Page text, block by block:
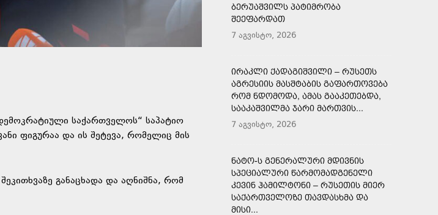
საქართველოს“ საპატიო
ფიგურაა და ის შეტევა, რომელიც მის
განაცხადა და აღნიშნა, რომ
ᲑᲔᲠᲣᲐᲨᲕᲘᲚᲡ ᲞᲐᲢᲘᲛᲠᲝᲑᲐ
ᲨᲔᲔᲤᲐᲠᲓᲐᲗ
7 აგვისტო, 2026
ᲘᲠᲐᲙᲚᲘ ᲥᲐᲓᲐᲒᲘᲨᲕᲘᲚᲘ – ᲠᲣᲡᲔᲗᲡ
ᲐᲒᲠᲔᲡᲘᲘᲡ ᲛᲐᲡᲨᲢᲐᲑᲘᲡ ᲒᲐᲤᲐᲠᲗᲝᲕᲔᲑᲐ
ᲠᲝᲛ ᲜᲓᲝᲛᲝᲓᲐ, ᲐᲛᲐᲡ ᲒᲐᲐᲙᲔᲗᲔᲑᲓᲐ,
ᲡᲐᲐᲙᲐᲨᲕᲘᲚᲛᲐ ᲯᲐᲠᲘ ᲛᲐᲠᲗᲕᲘᲡ...
7 აგვისტო, 2026
ᲜᲐᲢᲝ-Ს ᲒᲔᲜᲔᲠᲐᲚᲣᲠᲘ ᲛᲓᲘᲕᲜᲘᲡ
ᲡᲞᲔᲪᲘᲐᲚᲣᲠᲘ ᲬᲐᲠᲛᲝᲛᲐᲓᲒᲔᲜᲔᲚᲘ
ᲙᲔᲕᲘᲜ ᲰᲐᲛᲘᲚᲢᲝᲜᲘ – ᲠᲣᲡᲔᲗᲘᲡ ᲛᲘᲔᲠ
ᲡᲐᲥᲐᲠᲗᲕᲔᲚᲝᲖᲔ ᲗᲐᲕᲓᲐᲡᲮᲛᲐ ᲓᲐ
ᲛᲘᲡᲘ...